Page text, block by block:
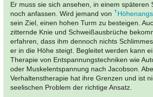
Er muss sie sich ansehen, in einem späteren
noch anfassen. Wird jemand von
sein Ziel, einen hohen Turm zu besteigen.
zitternde Knie und Schweißausbrüche
erfahren, dass ihm dennoch nichts
er in die Höhe steigt. Begleitet werden kann
Therapie von Entspannungstechniken wie
oder Muskelentspannung nach Jacobson.
Verhaltenstherapie hat ihre Grenzen und ist
seelischen Problem der richtige Ansatz.